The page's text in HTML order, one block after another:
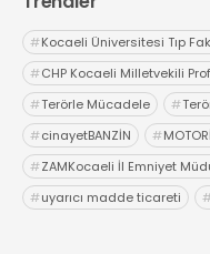
#Kocaeli Üniversitesi Tıp
#CHP Kocaeli Milletvekili
#Terörle Mücadele #
#cinayetBANZİN #
#ZAMKocaeli İl Emniyet
#uyarıcı madde ticareti